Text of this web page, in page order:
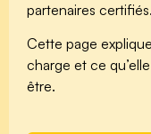
partenaires certifiés.
Cette page
charge et ce
être.